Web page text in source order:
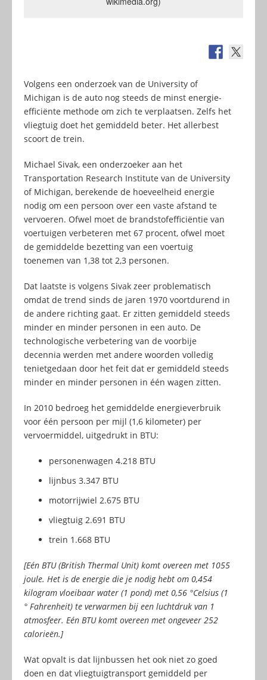
Volgens een onderzoek van de University of
Michigan is de auto nog steeds de minst energie-
efficiënte methode om zich te verplaatsen. Zelfs het
vliegtuig doet het gemiddeld beter. Het allerbest
scoort de trein.
Michael Sivak, een onderzoeker aan het
Transportation Research Institute van de University
of Michigan, berekende de hoeveelheid energie
nodig om een persoon over een vaste afstand te
vervoeren. Ofwel moet de brandstofefficiëntie van
voertuigen verbeteren met 67 procent, ofwel moet
de gemiddelde bezetting van een voertuig
toenemen van 1,38 tot 2,3 personen.
Dat laatste is volgens Sivak zeer problematisch
omdat de trend sinds de jaren 1970 voortdurend in
de andere richting gaat. Er zitten gemiddeld steeds
minder en minder personen in een auto. De
technologische verbetering van de voorbije
decennia werden met andere woorden volledig
tenietgedaan door het feit dat er gemiddeld steeds
minder en minder personen in één wagen zitten.
In 2010 bedroeg het gemiddelde energieverbruik
voor één persoon per mijl (1,6 kilometer) per
vervoermiddel, uitgedrukt in BTU:
personenwagen 4.218 BTU
lijnbus 3.347 BTU
motorrijwiel 2.675 BTU
vliegtuig 2.691 BTU
trein 1.668 BTU
[Eén BTU (British Thermal Unit) komt overeen met 1055
joule. Het is de energie die je nodig hebt om 0,454
kilogram vloeibaar water (1 pond) met 0,56 °Celsius (1
° Fahrenheit) te verwarmen bij een luchtdruk van 1
atmosfeer. Eén BTU komt overeen met ongeveer 252
calorieën.]
Wat opvalt is dat lijnbussen het ook niet zo goed
doen en dat vliegtuigtransport gemiddeld per